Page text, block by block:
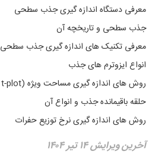
معرفی دستگاه اندازه گیری جذب سطحی
جذب سطحی و تاریخچه آن
معرفی تکنیک های اندازه گیری جذب سطحی
انواع ایزوترم های جذب
روش های اندازه گیری مساحت ویژه (BET, langmuir, t-plot)
حلقه باقیمانده جذب و انواع آن
روش های اندازه گیری نرخ توزیع حفرات
آخرین ویرایش ۱۴ تیر ۱۴۰۴